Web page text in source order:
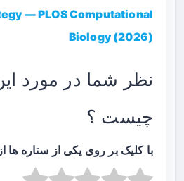
— PLOS Computational
Biology (2026)
نظر شما در مورد
چیست ؟
با کلیک بر روی یکی از ستاره ها از ۱ تا ۵ امتیاز دهید :